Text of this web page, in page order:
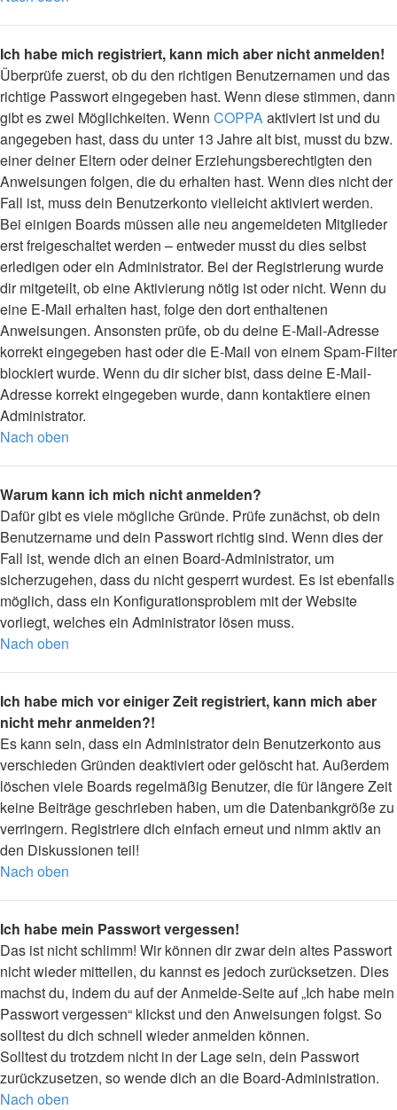
Ich habe mich registriert, kann mich aber nicht anmelden!
Überprüfe zuerst, ob du den richtigen Benutzernamen und das
richtige Passwort eingegeben hast. Wenn diese stimmen, dann
gibt es zwei Möglichkeiten. Wenn COPPAaktiviert ist und du
angegeben hast, dass du unter 13 Jahre alt bist, musst du bzw.
einer deiner Eltern oder deiner Erziehungsberechtigten den
Anweisungen folgen, die du erhalten hast. Wenn dies nicht der
Fall ist, muss dein Benutzerkonto vielleicht aktiviert werden.
Bei einigen Boards müssen alle neu angemeldeten Mitglieder
erst freigeschaltet werden – entweder musst du dies selbst
erledigen oder ein Administrator. Bei der Registrierung wurde
dir mitgeteilt, ob eine Aktivierung nötig ist oder nicht. Wenn du
eine E-Mail erhalten hast, folge den dort enthaltenen
Anweisungen. Ansonsten prüfe, ob du deine E-Mail-Adresse
korrekt eingegeben hast oder die E-Mail von einem Spam-Filter
blockiert wurde. Wenn du dir sicher bist, dass deine E-Mail-
Adresse korrekt eingegeben wurde, dann kontaktiere einen
Administrator.
Nach oben
Warum kann ich mich nicht anmelden?
Dafür gibt es viele mögliche Gründe. Prüfe zunächst, ob dein
Benutzername und dein Passwort richtig sind. Wenn dies der
Fall ist, wende dich an einen Board-Administrator, um
sicherzugehen, dass du nicht gesperrt wurdest. Es ist ebenfalls
möglich, dass ein Konfigurationsproblem mit der Website
vorliegt, welches ein Administrator lösen muss.
Nach oben
Ich habe mich vor einiger Zeit registriert, kann mich aber
nicht mehr anmelden?!
Es kann sein, dass ein Administrator dein Benutzerkonto aus
verschieden Gründen deaktiviert oder gelöscht hat. Außerdem
löschen viele Boards regelmäßig Benutzer, die für längere Zeit
keine Beiträge geschrieben haben, um die Datenbankgröße zu
verringern. Registriere dich einfach erneut und nimm aktiv an
den Diskussionen teil!
Nach oben
Ich habe mein Passwort vergessen!
Das ist nicht schlimm! Wir können dir zwar dein altes Passwort
nicht wieder mitteilen, du kannst es jedoch zurücksetzen. Dies
machst du, indem du auf der Anmelde-Seite auf „Ich habe mein
Passwort vergessen“ klickst und den Anweisungen folgst. So
solltest du dich schnell wieder anmelden können.
Solltest du trotzdem nicht in der Lage sein, dein Passwort
zurückzusetzen, so wende dich an die Board-Administration.
Nach oben